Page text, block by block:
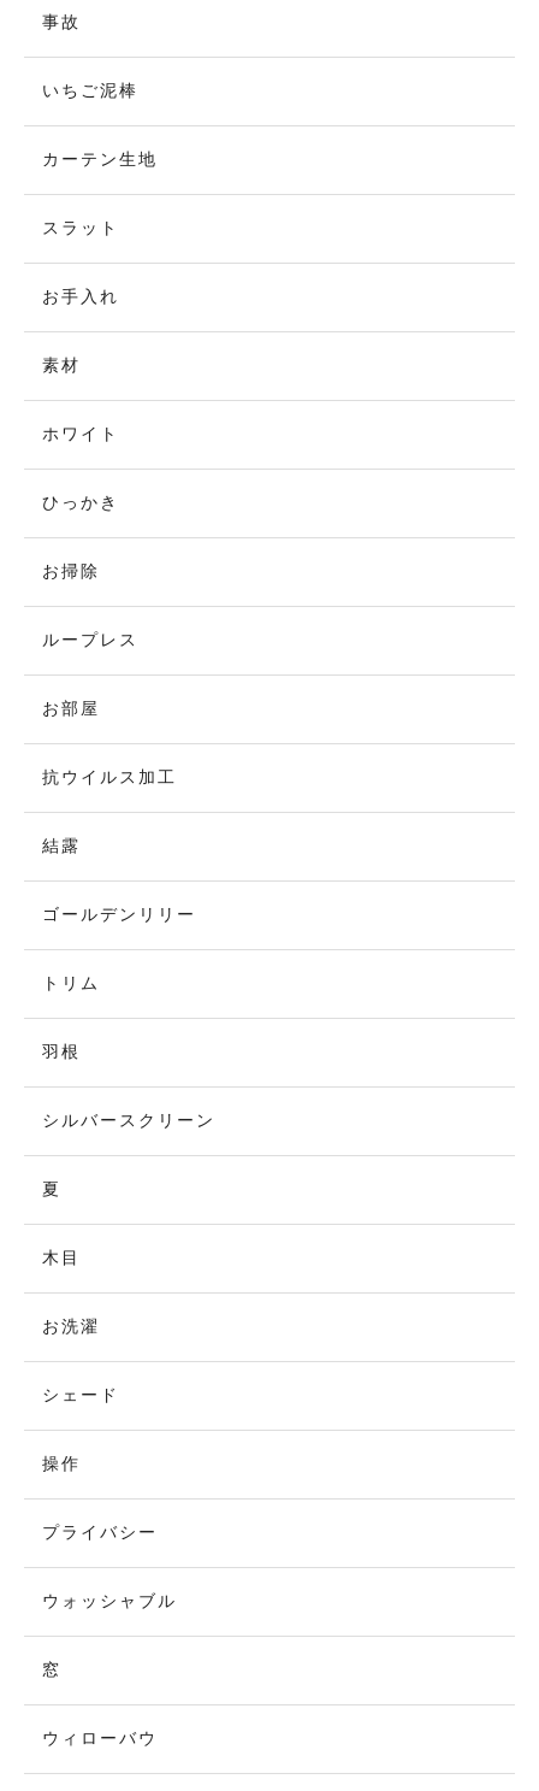
事故
いちご泥棒
カーテン生地
スラット
お手入れ
素材
ホワイト
ひっかき
お掃除
ループレス
お部屋
抗ウイルス加工
結露
ゴールデンリリー
トリム
羽根
シルバースクリーン
夏
木目
お洗濯
シェード
操作
プライバシー
ウォッシャブル
窓
ウィローバウ